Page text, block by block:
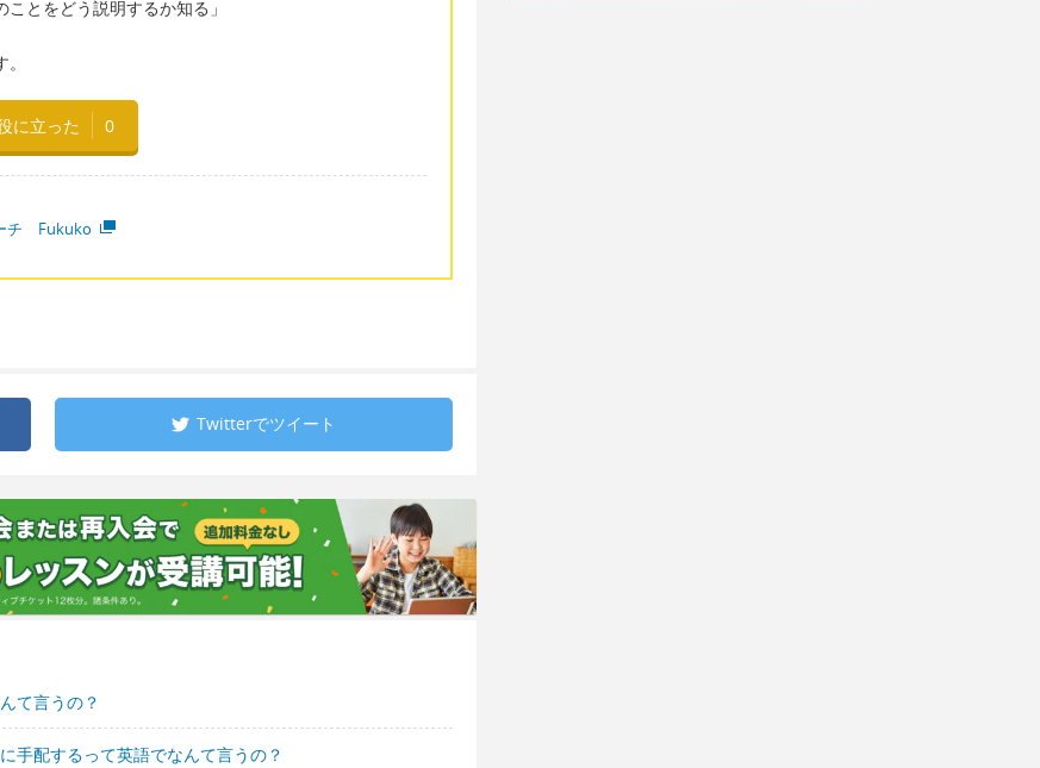
とをどう説明するか知る」
に立った 0
チ Fukuko
Twitterでツイート
て言うの？
手配するって英語でなんて言うの？